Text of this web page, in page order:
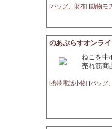
[バッグ、財布] [動物モ
のあぷらすオンラ
ねこを中
売れ筋商
[携帯電話小物] [バッグ